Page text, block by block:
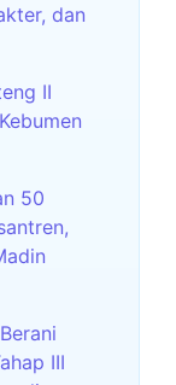
dan
II
50
III